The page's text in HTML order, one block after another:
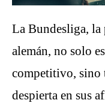
La Bundesliga,
alemán, no solo
competitivo, sino
despierta en sus